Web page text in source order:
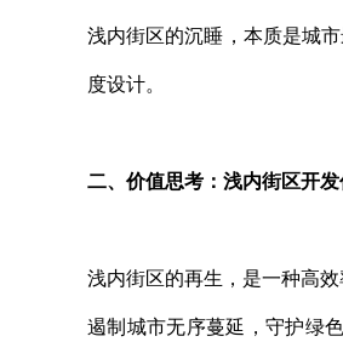
浅内街区的沉睡，本质是城
度设计。
二、价值思考：浅内街区开
浅内街区的再生，是一种高
遏制城市无序蔓延，守护绿